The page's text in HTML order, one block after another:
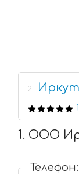
2
1
1. ООО
Телефон: